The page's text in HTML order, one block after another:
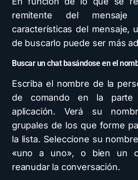
remitente del
características del mensaje,
de buscarlo puede ser más
Buscar un chat basándose en el
Escriba el nombre de la
de comando en la
aplicación. Verá su
grupales de los que forme
la lista. Seleccione su
«uno a uno», o bien un
reanudar la conversación.